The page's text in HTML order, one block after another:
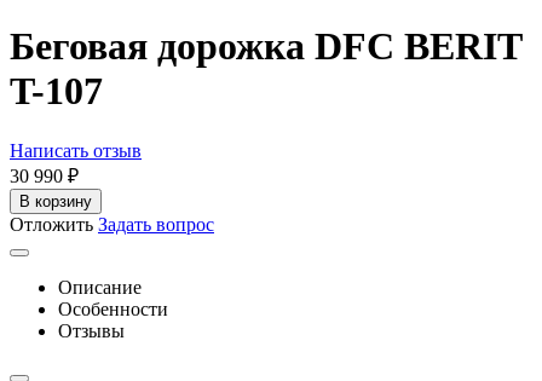
Беговая дорожка DFC BERIT
T-107
Написать отзыв
30 990 ₽
В корзину
Отложить Задать вопрос
Описание
Особенности
Отзывы